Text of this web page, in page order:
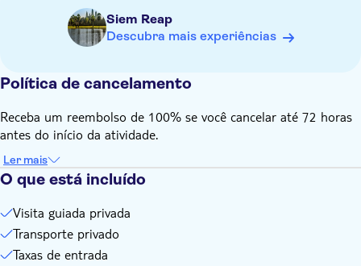
Este passeio não é adequado para participantes com
dificuldade em caminhar
É necessário um mínimo de dois adultos para reservar a
Siem Reap
Descubra mais experiências
Política de cancelamento
Receba um reembolso de 100% se você cancelar até 72 horas
antes do início da atividade.
Ler mais
O que está incluído
Visita guiada privada
Transporte privado
Taxas de entrada